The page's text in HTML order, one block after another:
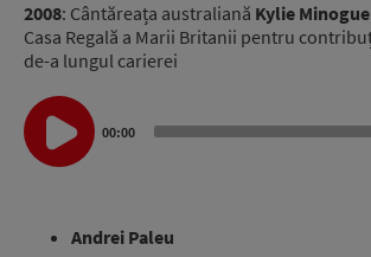
2008: Cântăreața australiană Kylie Minogue
Casa Regală a Marii Britanii pentru
de-a lungul carierei
Audio
Player
00:00
Andrei Paleu